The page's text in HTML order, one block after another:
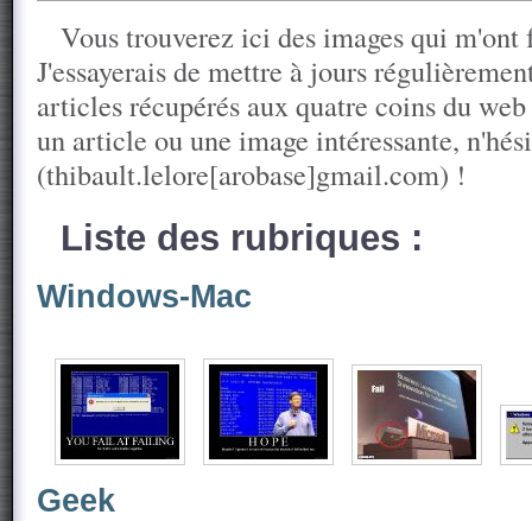
Vous trouverez ici des images qui
J'essayerais de mettre à jours
articles récupérés aux quatre coins du
un article ou une image intéressante,
(thibault.lelore[arobase]gmail.com) !
Liste des rubriques :
Windows-Mac
Geek